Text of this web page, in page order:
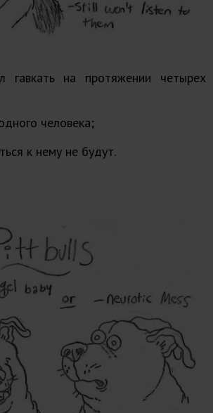
гавкать на протяжении четырех
человека;
к нему не будут.